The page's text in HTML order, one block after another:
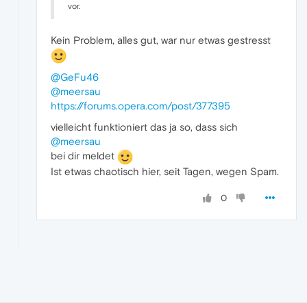
vor.
Kein Problem, alles gut, war nur etwas gestresst
@GeFu46
@meersau
https://forums.opera.com/post/377395
vielleicht funktioniert das ja so, dass sich
@meersau
bei dir meldet
Ist etwas chaotisch hier, seit Tagen, wegen Spam.
0